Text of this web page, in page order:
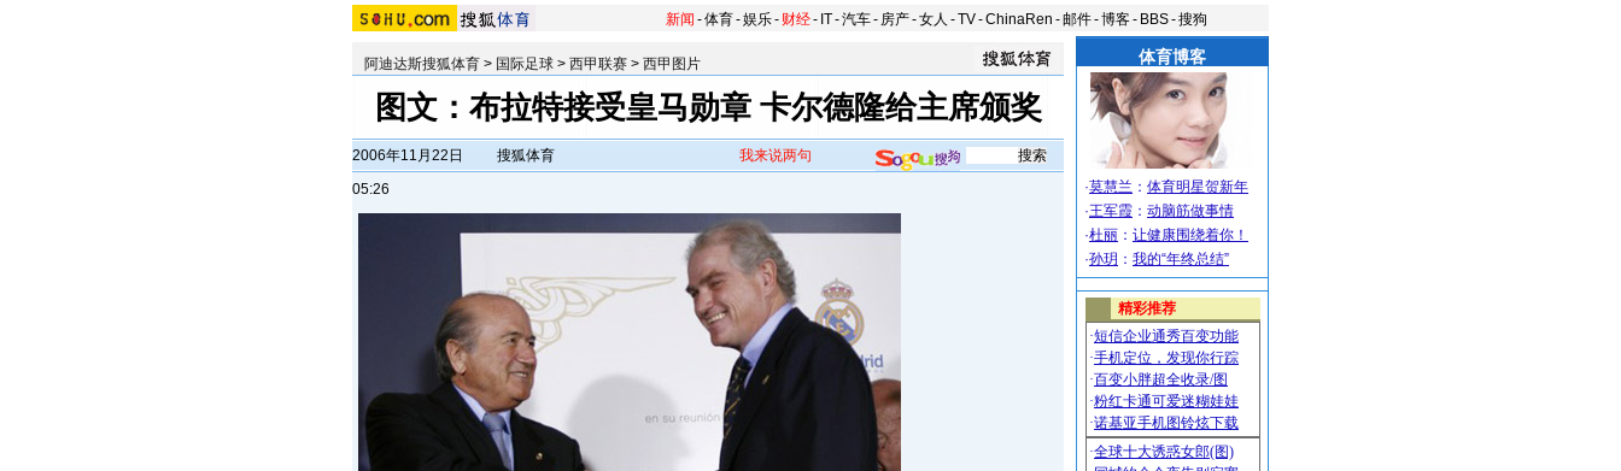
新闻 -体育-娱乐- 财经- IT-汽车- 房产-女人 -TV-ChinaRen -邮件-博客- BBS-搜狗
阿迪达斯搜狐体育 > 国际足球 > 西甲联赛 > 西甲图片
图文：布拉特接受皇马勋章 卡尔德隆给主席颁奖
2006年11月22日
05:26
搜狐体育 我来说两句
体育博客
·莫慧兰 ： 体育明星贺新年
·王军霞 ： 动脑筋做事情
·杜丽 ： 让健康围绕着你！
·孙玥 ： 我的“年终总结”